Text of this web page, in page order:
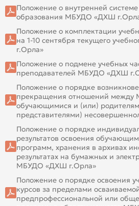
Положение о внутренней
образования МБУДО «ДХШ
Положение о комплектации
на 1-10 сентября текущего
г.Орла»
Положение о подмене учебных
преподавателей МБУДО «ДХШ
Положение о порядке
прекращения отношений
обучающимися и (или)
представителями)
Положение о порядке
результатов освоения
программ, хранения в архивах
результатах на бумажных и
МБУДО «ДХШ г.Орла»
Положение о порядке освоения
курсов за пределами
предпрофессиональной или